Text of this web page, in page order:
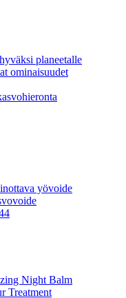
planeetalle
ominaisuudet
yövoide
Night Balm
Treatment